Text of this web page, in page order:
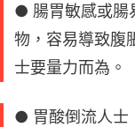
● 腸胃敏感或腸
物，容易導致腹
士要量力而為。
● 胃酸倒流人士